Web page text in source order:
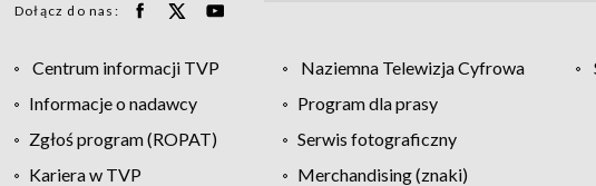
Dołącz do nas:
Centrum informacji TVP Naziemna Telewizja Cyfrowa
Informacje o nadawcy
Program dla prasy
Zgłoś program (ROPAT)
Serwis fotograficzny
Kariera w TVP
Merchandising (znaki)